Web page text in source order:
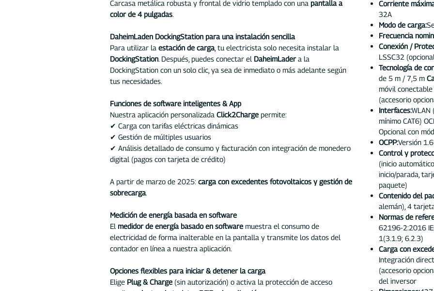
Carcasa metálica robusta y frontal de vidrio templado con una pantalla a
color de 4 pulgadas.
DaheimLaden DockingStation para una instalación sencilla
Para utilizar la estación de carga , tu electricista solo necesita instalar la
DockingStation. Después, puedes conectar el DaheimLadera la
DockingStation con un solo clic, ya sea de inmediato o más adelante según
tus necesidades.
Funciones de software inteligentes & App
Nuestra aplicación personalizada Click2Charge permite:
✔ Carga con tarifas eléctricas dinámicas
✔ Gestión de múltiples usuarios
✔ Análisis detallado de consumo y facturación con integración de monedero
digital (pagos con tarjeta de crédito)
A partir de marzo de 2025: carga con excedentes fotovoltaicos y gestión de
sobrecarga.
Medición de energía basada en software
El medidor de energía basado en software muestra el consumo de
electricidad de forma inalterable en la pantalla y transmite los datos del
contador en línea a nuestra aplicación.
Opciones flexibles para iniciar & detener la carga
Elige Plug & Charge (sin autorización) o activa la protección de acceso
Corriente
32A
Modo de carga:
Frecuencia
Conexión /
LSSC32
Tecnología de
de 5 m / 7,5 m
móvil
(accesorio
Interfaces:WLAN
mínimo CAT6)
Opcional con
OCPP:Versión
Control y
(inicio
inicio/parada,
paquete)
Contenido del
alemán), 4
Normas de
62196-2:2016
1(3.1.9; 6.2.3)
Carga con
Integración
(accesorio
del inversor